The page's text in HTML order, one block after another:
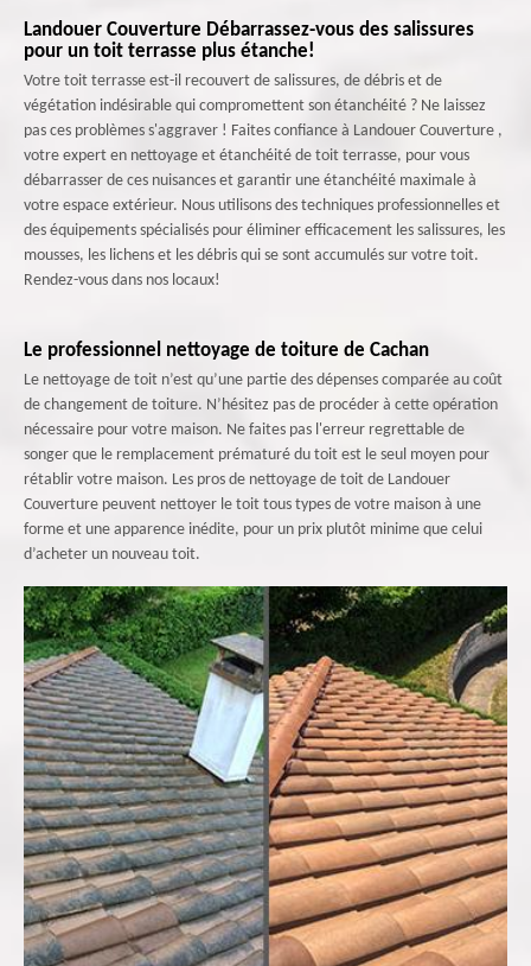
Landouer Couverture Débarrassez-vous des salissures
pour un toit terrasse plus étanche!
Votre toit terrasse est-il recouvert de salissures, de débris et de
végétation indésirable qui compromettent son étanchéité ? Ne laissez
pas ces problèmes s'aggraver ! Faites confiance à Landouer Couverture ,
votre expert en nettoyage et étanchéité de toit terrasse, pour vous
débarrasser de ces nuisances et garantir une étanchéité maximale à
votre espace extérieur. Nous utilisons des techniques professionnelles et
des équipements spécialisés pour éliminer efficacement les salissures, les
mousses, les lichens et les débris qui se sont accumulés sur votre toit.
Rendez-vous dans nos locaux!
Le professionnel nettoyage de toiture de Cachan
Le nettoyage de toit n’est qu’une partie des dépenses comparée au coût
de changement de toiture. N’hésitez pas de procéder à cette opération
nécessaire pour votre maison. Ne faites pas l'erreur regrettable de
songer que le remplacement prématuré du toit est le seul moyen pour
rétablir votre maison. Les pros de nettoyage de toit de Landouer
Couverture peuvent nettoyer le toit tous types de votre maison à une
forme et une apparence inédite, pour un prix plutôt minime que celui
d’acheter un nouveau toit.